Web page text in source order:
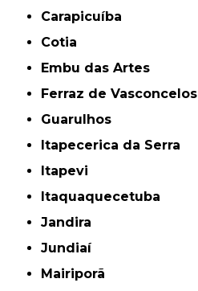
Carapicuíba
Cotia
Embu das Artes
Ferraz de Vasconcelos
Guarulhos
Itapecerica da Serra
Itapevi
Itaquaquecetuba
Jandira
Jundiaí
Mairiporã